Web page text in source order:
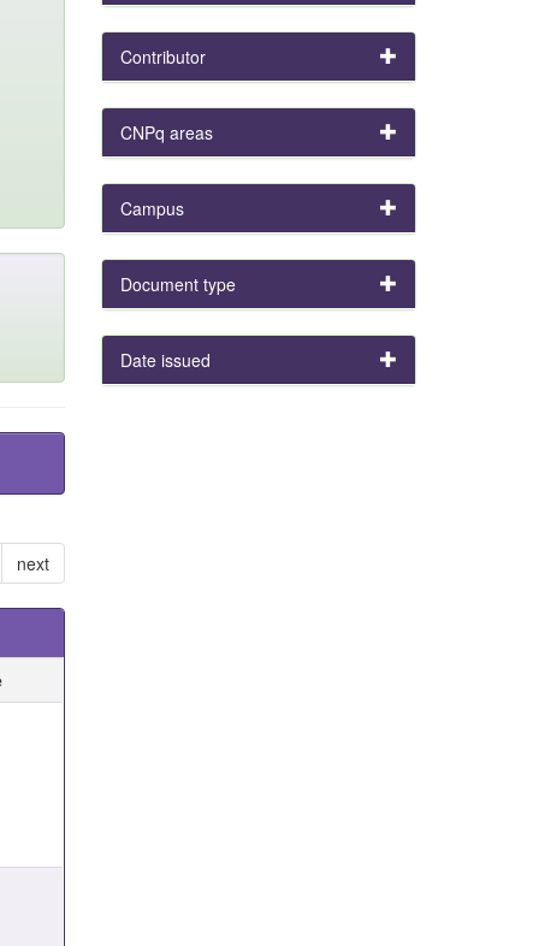
next
Contributor
CNPq areas
Campus
Document type
Date issued